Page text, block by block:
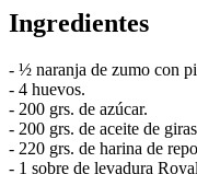
Ingredientes
- ½ naranja de zumo con
- 4 huevos.
- 200 grs. de azúcar.
- 200 grs. de aceite de
- 220 grs. de harina de
- 1 sobre de levadura